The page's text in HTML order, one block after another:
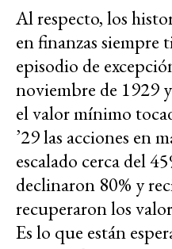
Al respecto, los
en finanzas siempre
episodio de
noviembre de 1929
el valor mínimo
’29 las acciones en
escalado cerca del
declinaron 80% y
recuperaron los
Es lo que están